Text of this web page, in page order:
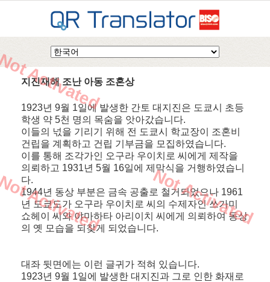
지진재해 조난 아동 조혼상
1923년 9월 1일에 발생한 간토 대지진은 도쿄시 초등
학생 약 5천 명의 목숨을 앗아갔습니다.
이들의 넋을 기리기 위해 전 도쿄시 학교장이 조혼비
건립을 계획하고 건립 기부금을 모집하였습니다.
이를 통해 조각가인 오구라 우이치로 씨에게 제작을
의뢰하고 1931년 5월 16일에 제막식을 거행하였습니
다.
1944년 동상 부분은 금속 공출로 철거되었으나 1961
년 도쿄도가 오구라 우이치로 씨의 수제자인 쓰가미
쇼헤이 씨와 야마하타 아리이치 씨에게 의뢰하여 동상
의 옛 모습을 되찾게 되었습니다.
대좌 뒷면에는 이런 글귀가 적혀 있습니다.
1923년 9월 1일에 발생한 대지진과 그로 인한 화재로
Activated
Activated Not Activated